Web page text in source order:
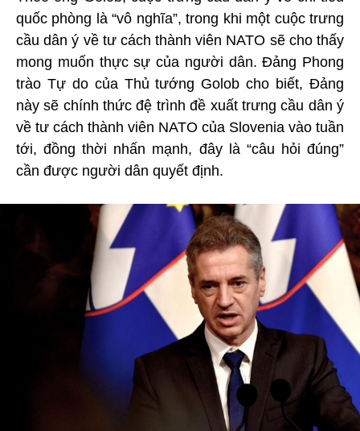
quốc phòng là “vô nghĩa”, trong khi một cuộc trưng
cầu dân ý về tư cách thành viên NATO sẽ cho thấy
mong muốn thực sự của người dân. Đảng Phong
trào Tự do của Thủ tướng Golob cho biết, Đảng
này sẽ chính thức đệ trình đề xuất trưng cầu dân ý
về tư cách thành viên NATO của Slovenia vào tuần
tới, đồng thời nhấn mạnh, đây là “câu hỏi đúng”
cần được người dân quyết định.